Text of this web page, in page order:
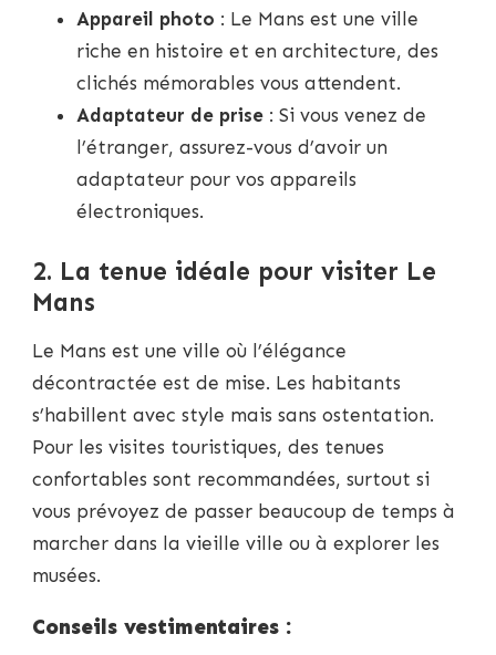
Appareil photo : Le Mans est une ville
riche en histoire et en architecture, des
clichés mémorables vous attendent.
Adaptateur de prise : Si vous venez de
l’étranger, assurez-vous d’avoir un
adaptateur pour vos appareils
électroniques.
2. La tenue idéale pour visiter Le
Mans
Le Mans est une ville où l’élégance
décontractée est de mise. Les habitants
s’habillent avec style mais sans ostentation.
Pour les visites touristiques, des tenues
confortables sont recommandées, surtout si
vous prévoyez de passer beaucoup de temps à
marcher dans la vieille ville ou à explorer les
musées.
Conseils vestimentaires :